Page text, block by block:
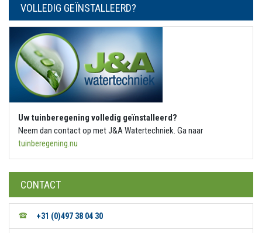
VOLLEDIG GEÏNSTALLEERD?
Uw tuinberegening volledig geïnstalleerd?
Neem dan contact op met J&A Watertechniek. Ga naar
tuinberegening.nu
CONTACT
+31 (0)497 38 04 30